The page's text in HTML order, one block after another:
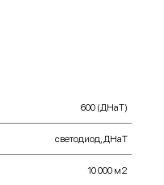
600 (ДНаТ)
cветодиод, ДНаТ
10 000 м2